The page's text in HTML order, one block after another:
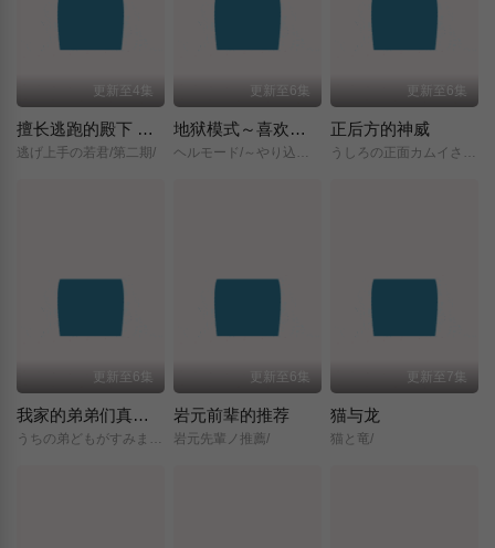
更新至4集
擅长逃跑的殿下 第二季
逃げ上手の若君/第二期/
更新至6集
地狱模式～喜欢挑战特殊成就的玩家在废设定的异世界成为无双～第二季
ヘルモード/～やり込み好きのゲーマーは廃設定の異世界で無双する～/2nd/Season/
更新至6集
正后方的神威
うしろの正面カムイさん/
更新至6集
我家的弟弟们真是让您费心了
うちの弟どもがすみません/
更新至6集
岩元前辈的推荐
岩元先輩ノ推薦/
更新至7集
猫与龙
猫と竜/